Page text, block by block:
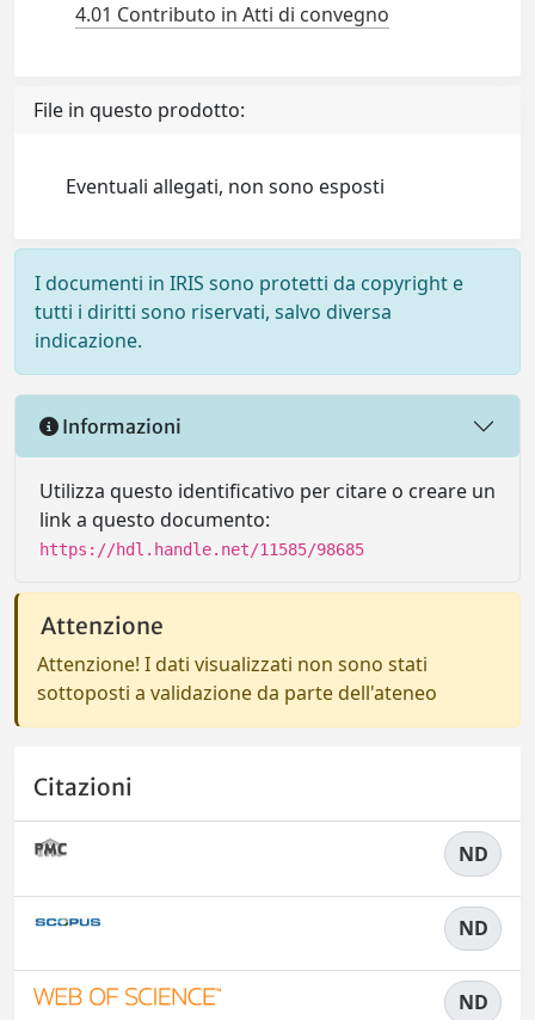
4.01 Contributo in Atti di convegno
File in questo prodotto:
Eventuali allegati, non sono esposti
I documenti in IRIS sono protetti da copyright e
tutti i diritti sono riservati, salvo diversa
indicazione.
Informazioni
Utilizza questo identificativo per citare o creare un
link a questo documento:
https://hdl.handle.net/11585/98685
Attenzione
Attenzione! I dati visualizzati non sono stati
sottoposti a validazione da parte dell'ateneo
Citazioni
ND
ND
ND